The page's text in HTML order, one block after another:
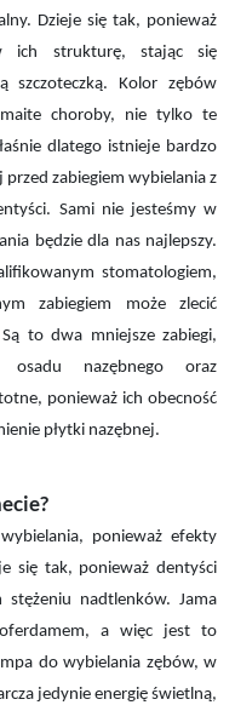
Dzieje się tak, ponieważ
ich strukturę, stając się
szczoteczką. Kolor zębów
choroby, nie tylko te
dlatego istnieje bardzo
zabiegiem wybielania z
Sami nie jesteśmy w
będzie dla nas najlepszy.
stomatologiem,
zabiegiem może zlecić
to dwa mniejsze zabiegi,
osadu nazębnego oraz
ponieważ ich obecność
płytki nazębnej.
ponieważ efekty
się tak, ponieważ dentyści
nadtlenków. Jama
a więc jest to
do wybielania zębów, w
jedynie energię świetlną,